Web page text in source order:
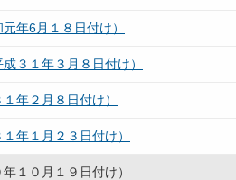
年6月１８日付け）
３１年３月８日付け）
年２月８日付け）
年１月２３日付け）
１０月１９日付け）